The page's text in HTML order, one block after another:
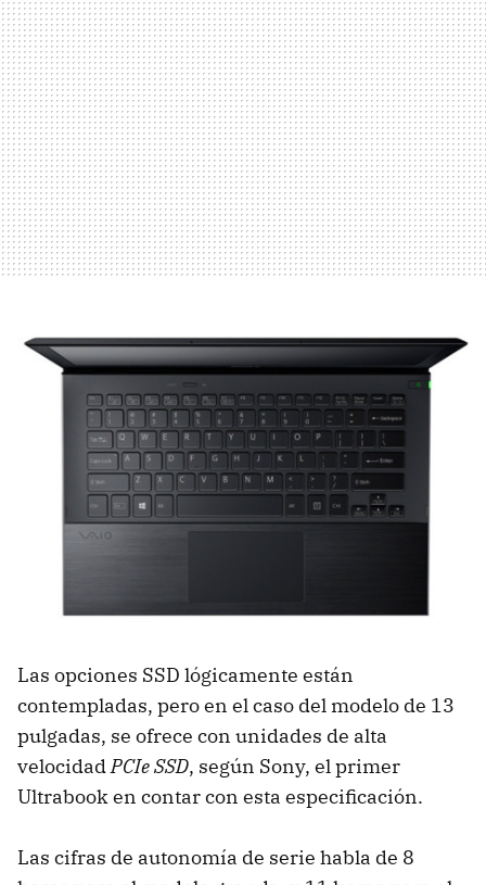
Las opciones SSD lógicamente están
contempladas, pero en el caso del modelo de 13
pulgadas, se ofrece con unidades de alta
velocidad PCIe SSD, según Sony, el primer
Ultrabook en contar con esta especificación.
Las cifras de autonomía de serie habla de 8